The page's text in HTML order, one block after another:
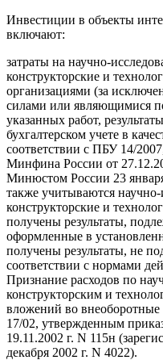
Инвестиции в объекты
включают:
затраты на научно-
конструкторские и
организациями (за
силами или являющимися
указанных работ,
бухгалтерском учете в
соответствии с ПБУ 14/
Минфина России от
Минюстом России 23
также учитываются
конструкторские и
получены результаты,
оформленные в
получены результаты, не
соответствии с нормами
Признание расходов по
конструкторским и
вложений во
17/02, утвержденным
19.11.2002 г. N 115н
декабря 2002 г. N 4022).